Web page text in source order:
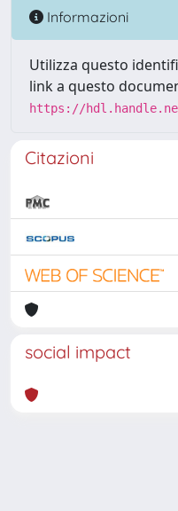
Informazioni
Utilizza questo
link a questo
https://
Citazioni
social impact